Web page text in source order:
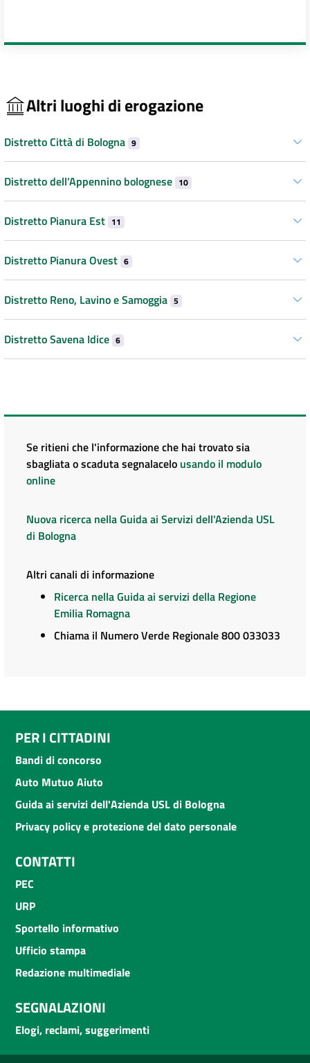
Altri luoghi di erogazione
Distretto Città di Bologna 9
Distretto dell’Appennino bolognese 10
Distretto Pianura Est 11
Distretto Pianura Ovest 6
Distretto Reno, Lavino e Samoggia 5
Distretto Savena Idice 6
Se ritieni che l'informazione che hai trovato sia
sbagliata o scaduta segnalacelo usando il modulo
online
Nuova ricerca nella Guida ai Servizi dell'Azienda USL
di Bologna
Altri canali di informazione
Ricerca nella Guida ai servizi della Regione
Emilia Romagna
Chiama il Numero Verde Regionale 800 033033
PER I CITTADINI
Bandi di concorso
Auto Mutuo Aiuto
Guida ai servizi dell'Azienda USL di Bologna
Privacy policy e protezione del dato personale
CONTATTI
PEC
URP
Sportello informativo
Ufficio stampa
Redazione multimediale
SEGNALAZIONI
Elogi, reclami, suggerimenti